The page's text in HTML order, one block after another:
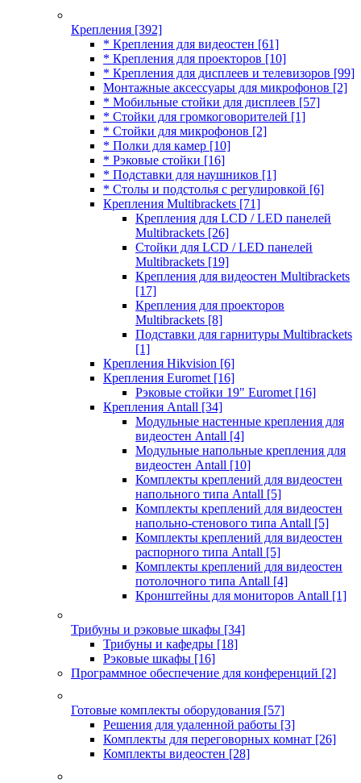
Крепления [392]
* Крепления для видеостен [61]
* Крепления для проекторов [10]
* Крепления для дисплеев и телевизоров [99]
Монтажные аксессуары для микрофонов [2]
* Мобильные стойки для дисплеев [57]
* Стойки для громкоговорителей [1]
* Стойки для микрофонов [2]
* Полки для камер [10]
* Рэковые стойки [16]
* Подставки для наушников [1]
* Столы и подстолья с регулировкой [6]
Крепления Multibrackets [71]
Крепления для LCD / LED панелей
Multibrackets [26]
Стойки для LCD / LED панелей
Multibrackets [19]
Крепления для видеостен Multibrackets
[17]
Крепления для проекторов
Multibrackets [8]
Подставки для гарнитуры Multibrackets
[1]
Крепления Hikvision [6]
Крепления Euromet [16]
Рэковые стойки 19" Euromet [16]
Крепления Antall [34]
Модульные настенные крепления для
видеостен Antall [4]
Модульные напольные крепления для
видеостен Antall [10]
Комплекты креплений для видеостен
напольного типа Antall [5]
Комплекты креплений для видеостен
напольно-стенового типа Antall [5]
Комплекты креплений для видеостен
распорного типа Antall [5]
Комплекты креплений для видеостен
потолочного типа Antall [4]
Кронштейны для мониторов Antall [1]
Трибуны и рэковые шкафы [34]
Трибуны и кафедры [18]
Рэковые шкафы [16]
Программное обеспечение для конференций [2]
Готовые комплекты оборудования [57]
Решения для удаленной работы [3]
Комплекты для переговорных комнат [26]
Комплекты видеостен [28]